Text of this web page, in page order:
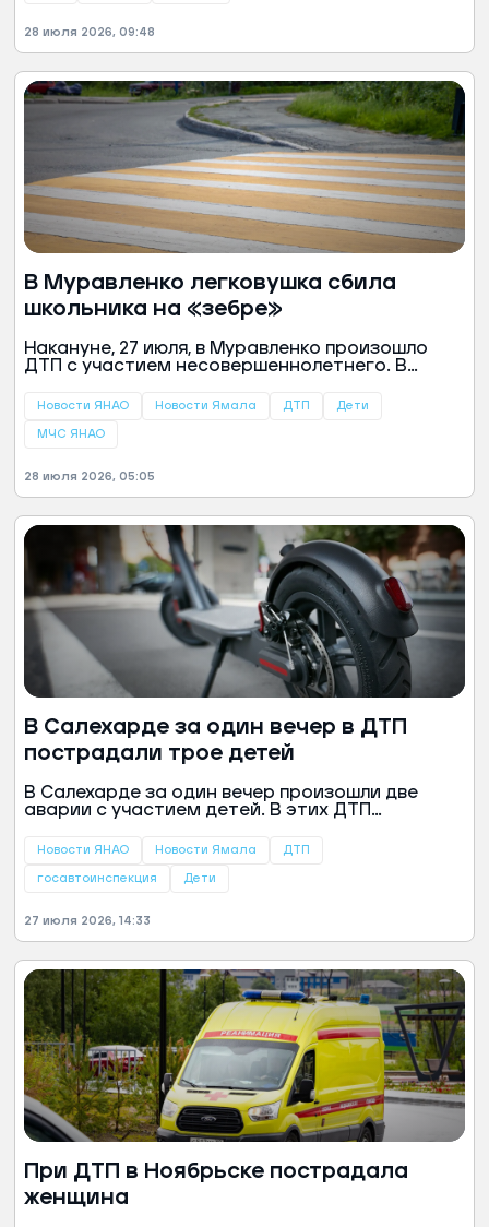
28 июля 2026, 09:48
В Муравленко легковушка сбила
школьника на «зебре»
Накануне, 27 июля, в Муравленко произошло
ДТП с участием несовершеннолетнего. В
рождения, сообщили в пресс-службе ГУ МЧС
Новости ЯНАО Новости Ямала ДТП Дети
МЧС ЯНАО
28 июля 2026, 05:05
В Салехарде за один вечер в ДТП
пострадали трое детей
В Салехарде за один вечер произошли две
аварии с участием детей. В этих ДТП
рассказали в пресс-службе Госавтоинспекции
Новости ЯНАО Новости Ямала ДТП
госавтоинспекция Дети
27 июля 2026, 14:33
При ДТП в Ноябрьске пострадала
женщина